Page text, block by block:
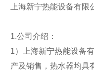
上海新宁热能设备有限
1.公司介绍：
1）
上海新宁热能设备
产及销售，热水器均具